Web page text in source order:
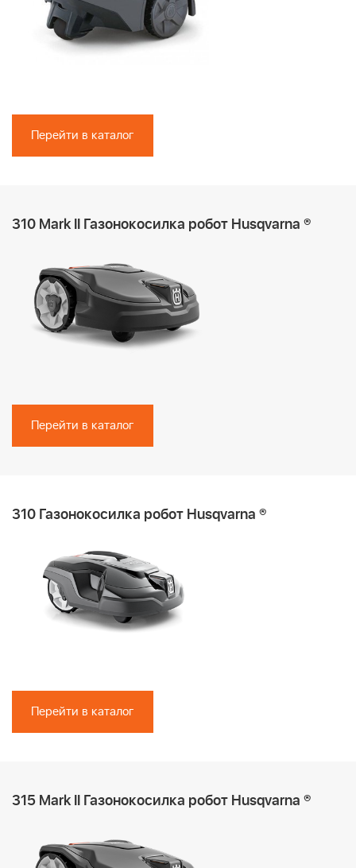
Перейти в каталог
310 Mark II Газонокосилка робот Husqvarna ®
Перейти в каталог
310 Газонокосилка робот Husqvarna ®
Перейти в каталог
315 Mark II Газонокосилка робот Husqvarna ®